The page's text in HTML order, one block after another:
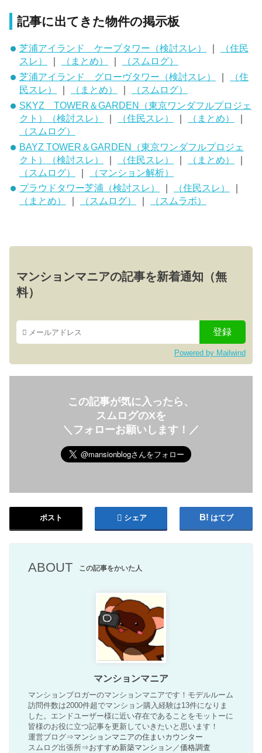
記事に出てきた物件の掲示板
芝浦アイランド ケープタワー（検討スレ） ｜
（住民
スレ）
｜ （まとめ） ｜
（スムログ）
芝浦アイランド グローヴタワー（検討スレ）
｜
（住
民スレ）
｜ （まとめ） ｜
（スムログ）
SKYZ TOWER＆GARDEN（東京ワンダフルプロジェ
クト）（検討スレ）
｜ （住民スレ） ｜ （まとめ）
｜
（スムログ）
BAYZ TOWER＆GARDEN（東京ワンダフルプロジェ
クト）（検討スレ）
｜ （住民スレ） ｜ （まとめ）
｜
（スムログ）
｜
（マンション解析）
プラウドタワー芝浦（検討スレ）
（住民スレ）
（まとめ）
（スムログ） （スムラボ）
マンションマニアの記事を新着通知（無
料）
Powered by Mailwind
この記事が気に入ったら、
スムログのXを
＼フォローお願いします！／
ポスト シェア はてブ
ABOUT この記事をかいた人
マンションマニア
マンションブロガーのマンションマニアです！モデルルーム
訪問件数は2000件超でマンション購入経験は13件になりま
した。エンドユーザー様に近い存在であることをモットーに
皆様のお役に立つ記事を更新していきたいと思います！
運営ブログ⇒マンションマニアの住まいカウンター
スムログ出張所⇒おすすめ新築マンション ／価格調査